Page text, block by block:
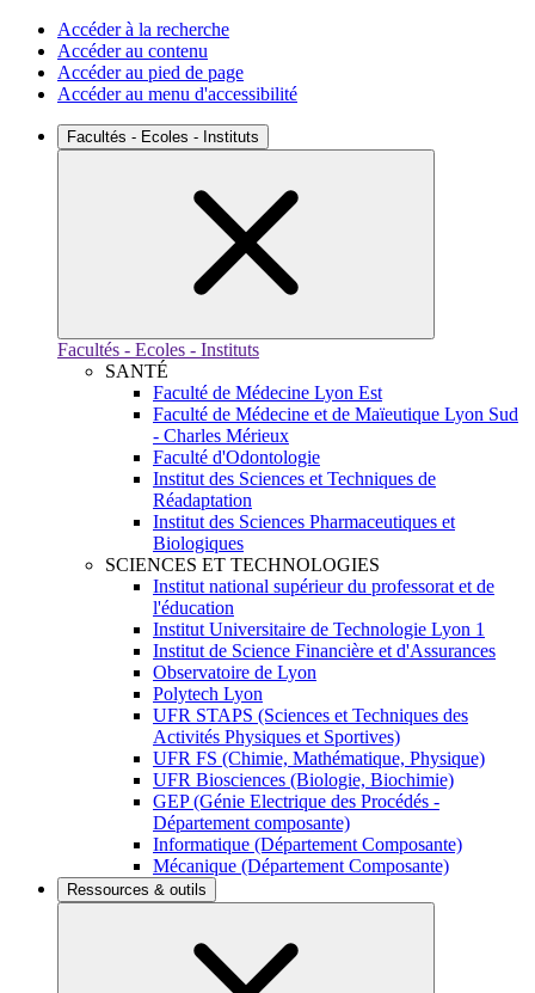
Accéder à la recherche
Accéder au contenu
Accéder au pied de page
Accéder au menu d'accessibilité
Facultés - Ecoles - Instituts
Facultés - Ecoles - Instituts
SANTÉ
Faculté de Médecine Lyon Est
Faculté de Médecine et de Maïeutique Lyon Sud
- Charles Mérieux
Faculté d'Odontologie
Institut des Sciences et Techniques de
Réadaptation
Institut des Sciences Pharmaceutiques et
Biologiques
SCIENCES ET TECHNOLOGIES
Institut national supérieur du professorat et de
l'éducation
Institut Universitaire de Technologie Lyon 1
Institut de Science Financière et d'Assurances
Observatoire de Lyon
Polytech Lyon
UFR STAPS (Sciences et Techniques des
Activités Physiques et Sportives)
UFR FS (Chimie, Mathématique, Physique)
UFR Biosciences (Biologie, Biochimie)
GEP (Génie Electrique des Procédés -
Département composante)
Informatique (Département Composante)
Mécanique (Département Composante)
Ressources & outils